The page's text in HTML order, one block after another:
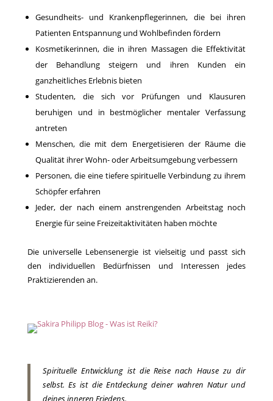
Gesundheits- und Krankenpflegerinnen, die bei ihren
Patienten Entspannung und Wohlbefinden fördern
Kosmetikerinnen, die in ihren Massagen die Effektivität
der Behandlung steigern und ihren Kunden ein
ganzheitliches Erlebnis bieten
Studenten, die sich vor Prüfungen und Klausuren
beruhigen und in bestmöglicher mentaler Verfassung
antreten
Menschen, die mit dem Energetisieren der Räume die
Qualität ihrer Wohn- oder Arbeitsumgebung verbessern
Personen, die eine tiefere spirituelle Verbindung zu ihrem
Schöpfer erfahren
Jeder, der nach einem anstrengenden Arbeitstag noch
Energie für seine Freizeitaktivitäten haben möchte
Die universelle Lebensenergie ist vielseitig und passt sich
den individuellen Bedürfnissen und Interessen jedes
Praktizierenden an.
Spirituelle Entwicklung ist die Reise nach Hause zu dir
selbst. Es ist die Entdeckung deiner wahren Natur und
deines inneren Friedens.